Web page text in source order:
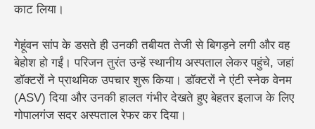
काट लिया।
गेहूंवन सांप के डसते ही उनकी तबीयत तेजी से बिगड़ने लगी और वह
बेहोश हो गईं। परिजन तुरंत उन्हें स्थानीय अस्पताल लेकर पहुंचे, जहां
डॉक्टरों ने प्राथमिक उपचार शुरू किया। डॉक्टरों ने एंटी स्नेक वेनम
(ASV) दिया और उनकी हालत गंभीर देखते हुए बेहतर इलाज के लिए
गोपालगंज सदर अस्पताल रेफर कर दिया।